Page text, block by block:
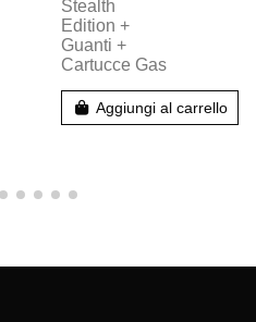
Stealth
Edition +
Guanti +
Cartucce Gas
Aggiungi al carrello